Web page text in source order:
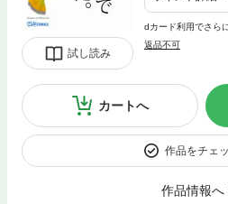
試し読み
dカード利用でさら
返品不可
カートへ
作品をチェ
作品情報へ